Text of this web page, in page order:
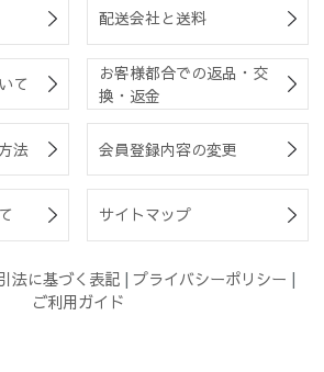
配送会社と送料
て
お客様都合での返品・交
換・返金
法 会員登録内容の変更
サイトマップ
法に基づく表記 | プライバシーポリシー |
ご利用ガイド